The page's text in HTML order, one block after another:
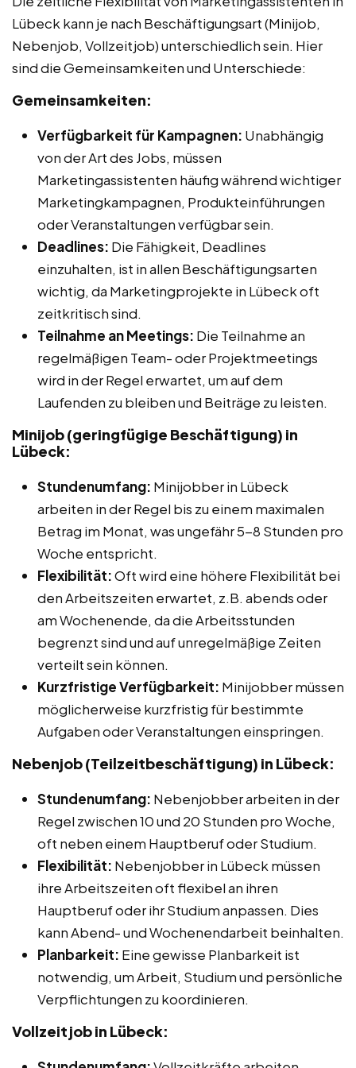
Lübeck kann je nach Beschäftigungsart (Minijob,
Nebenjob, Vollzeitjob) unterschiedlich sein. Hier
sind die Gemeinsamkeiten und Unterschiede:
Gemeinsamkeiten:
Verfügbarkeit für Kampagnen: Unabhängig
von der Art des Jobs, müssen
Marketingassistenten häufig während wichtiger
Marketingkampagnen, Produkteinführungen
oder Veranstaltungen verfügbar sein.
Deadlines: Die Fähigkeit, Deadlines
einzuhalten, ist in allen Beschäftigungsarten
wichtig, da Marketingprojekte in Lübeck oft
zeitkritisch sind.
Teilnahme an Meetings: Die Teilnahme an
regelmäßigen Team- oder Projektmeetings
wird in der Regel erwartet, um auf dem
Laufenden zu bleiben und Beiträge zu leisten.
Minijob (geringfügige Beschäftigung) in
Lübeck:
Stundenumfang: Minijobber in Lübeck
arbeiten in der Regel bis zu einem maximalen
Betrag im Monat, was ungefähr 5-8 Stunden pro
Woche entspricht.
Flexibilität:Oft wird eine höhere Flexibilität bei
den Arbeitszeiten erwartet, z.B. abends oder
am Wochenende, da die Arbeitsstunden
begrenzt sind und auf unregelmäßige Zeiten
verteilt sein können.
Kurzfristige Verfügbarkeit: Minijobber müssen
möglicherweise kurzfristig für bestimmte
Aufgaben oder Veranstaltungen einspringen.
Nebenjob (Teilzeitbeschäftigung) in Lübeck:
Stundenumfang: Nebenjobber arbeiten in der
Regel zwischen 10 und 20 Stunden pro Woche,
oft neben einem Hauptberuf oder Studium.
Flexibilität: Nebenjobber in Lübeck müssen
ihre Arbeitszeiten oft flexibel an ihren
Hauptberuf oder ihr Studium anpassen. Dies
kann Abend- und Wochenendarbeit beinhalten.
Planbarkeit: Eine gewisse Planbarkeit ist
notwendig, um Arbeit, Studium und persönliche
Verpflichtungen zu koordinieren.
Vollzeitjob in Lübeck: